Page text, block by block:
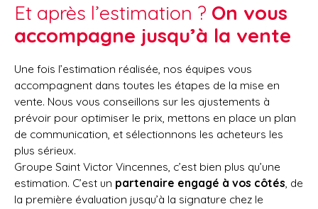
Et après l’estimation ? On vous
accompagne jusqu’à la vente
Une fois l’estimation réalisée, nos équipes vous
accompagnent dans toutes les étapes de la mise en
vente. Nous vous conseillons sur les ajustements à
prévoir pour optimiser le prix, mettons en place un plan
de communication, et sélectionnons les acheteurs les
plus sérieux.
Groupe Saint Victor Vincennes, c’est bien plus qu’une
estimation. C’est un partenaire engagé à vos côtés, de
la première évaluation jusqu’à la signature chez le